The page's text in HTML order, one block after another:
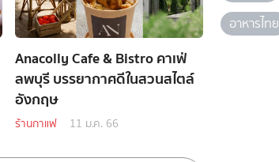
Anacolly Cafe & Bistro คาเฟ่
ลพบุรี บรรยากาศดีในสวนสไตล์
อังกฤษ
ร้านกาแฟ 11 ม.ค. 66
อาหารไทย